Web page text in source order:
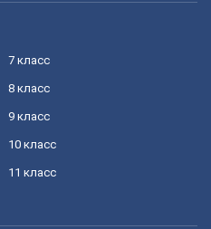
7 класс
8 класс
9 класс
10 класс
11 класс